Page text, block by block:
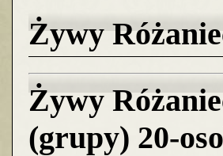
Żywy
Żywy
(grupy) 20-